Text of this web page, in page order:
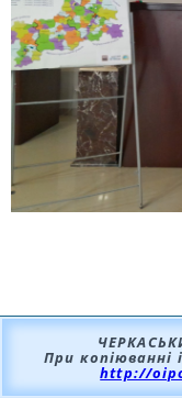
При копіюванні
http://